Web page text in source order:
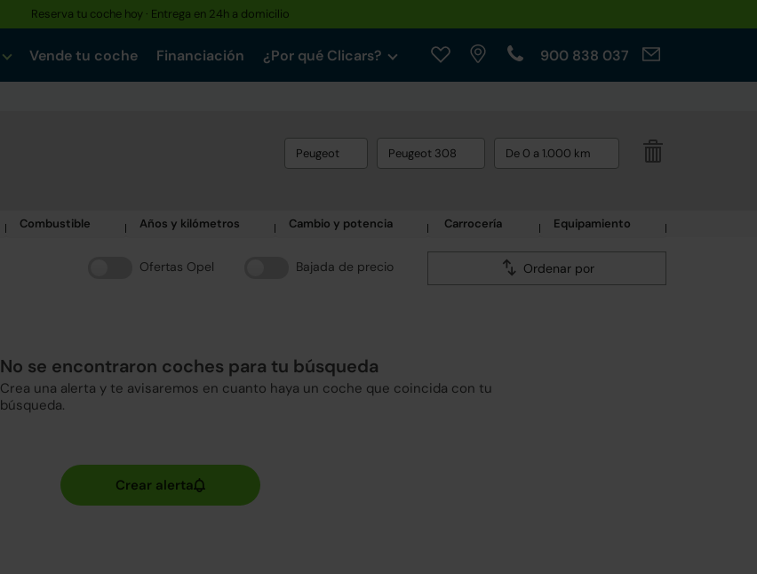
Reserva tu coche hoy · Entrega en 24h a domicilio
Vende tu coche Financiación ¿Por qué Clicars? 900 838 037
Peugeot Peugeot 308 De 0 a 1.000 km
Combustible Años y kilómetros Cambio y potencia Carrocería Equipamiento
Ofertas Opel Bajada de precio Ordenar por
No se encontraron coches para tu búsqueda
Crea una alerta y te avisaremos en cuanto haya un coche que coincida con tu
búsqueda.